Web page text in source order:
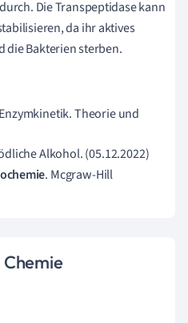
Die Transpeptidase kann
da ihr aktives
die Bakterien sterben.
Theorie und
Alkohol. (05.12.2022)
. Mcgraw-Hill
Chemie